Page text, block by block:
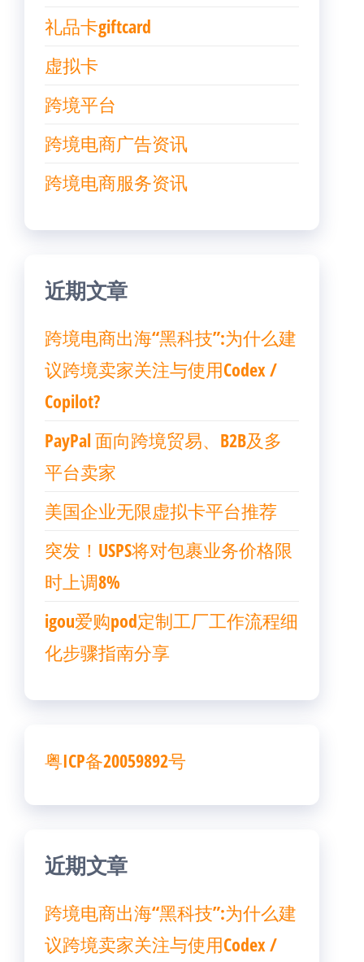
礼品卡giftcard
虚拟卡
跨境平台
跨境电商广告资讯
跨境电商服务资讯
近期文章
跨境电商出海“黑科技”:为什么建
议跨境卖家关注与使用Codex /
Copilot?
PayPal 面向跨境贸易、B2B及多
平台卖家
美国企业无限虚拟卡平台推荐
突发！USPS将对包裹业务价格限
时上调8%
igou爱购pod定制工厂工作流程细
化步骤指南分享
粤ICP备20059892号
近期文章
跨境电商出海“黑科技”:为什么建
议跨境卖家关注与使用Codex /